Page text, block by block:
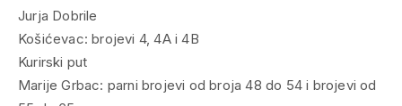
Jurja Dobrile
Košićevac: brojevi 4, 4A i 4B
Kurirski put
Marije Grbac: parni brojevi od broja 48 do 54 i brojevi od